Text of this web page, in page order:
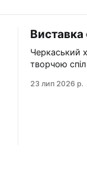
Виставка
Черкаський
творчою
художників
23 лип 2026 р.